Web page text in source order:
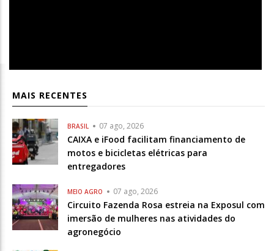
MAIS RECENTES
BRASIL 07 ago, 2026
CAIXA e iFood facilitam financiamento de
motos e bicicletas elétricas para
entregadores
MEIO AGRO 07 ago, 2026
Circuito Fazenda Rosa estreia na Exposul com
imersão de mulheres nas atividades do
agronegócio